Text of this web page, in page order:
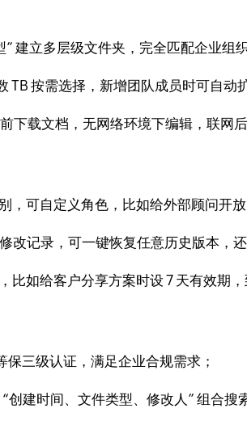
” 建立多层级文件夹，完全匹配企业组
TB 按需选择，新增团队成员时可自动
下载文档，无网络环境下编辑，联网
，可自定义角色，比如给外部顾问开
改记录，可一键恢复任意历史版本，
比如给客户分享方案时设 7 天有效期
三级认证，满足企业合规需求；
创建时间、文件类型、修改人” 组合搜